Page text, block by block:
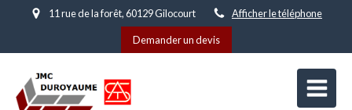
11 rue de la forêt, 60129 Gilocourt Afficher le téléphone
Demander un devis